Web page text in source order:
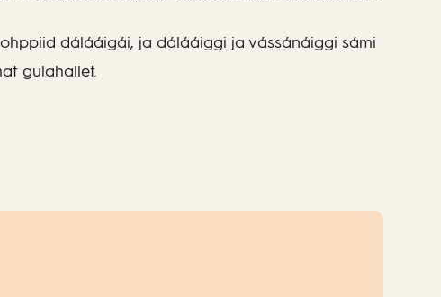
dálááigái, ja dálááiggi ja vássánáiggi sámi
gulahallet.